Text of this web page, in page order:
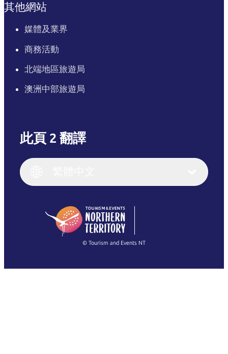
其他網站
媒體及業界
商務活動
北端地區旅遊局
澳洲中部旅遊局
此頁 2 翻譯
English (US)
English
(Singapore)
Français
繁體中文
© Tourism and Events NT